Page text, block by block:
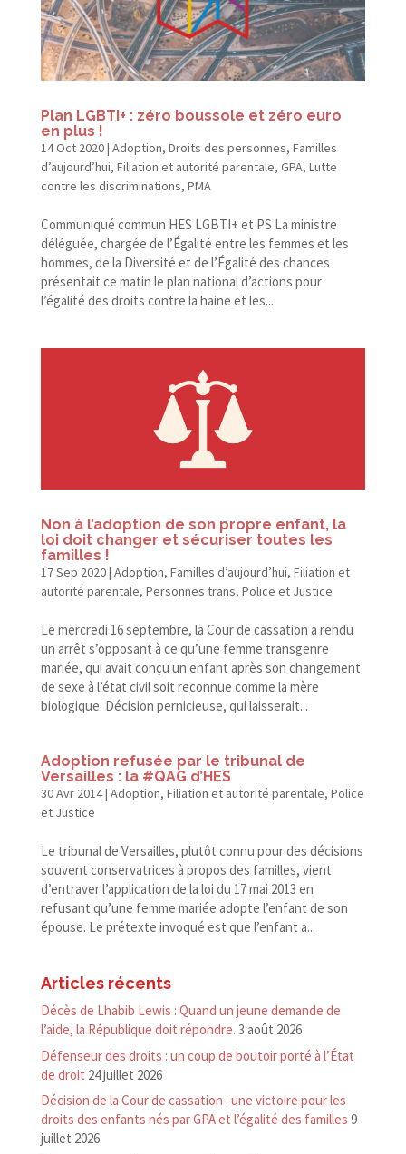
Plan LGBTI+ : zéro boussole et zéro euro
en plus !
14 Oct 2020| Adoption, Droits des personnes, Familles
d’aujourd’hui, Filiation et autorité parentale, GPA, Lutte
contre les discriminations, PMA
Com­mu­niqué com­mun HES LGBTI+ et PS La min­istre
déléguée, chargée de l’Égalité entre les femmes et les
hommes, de la Diver­sité et de l’Égalité des chances
présen­tait ce matin le plan nation­al d’actions pour
l’égalité des droits con­tre la haine et les...
Non à l’adoption de son propre enfant, la
loi doit changer et sécuriser toutes les
familles !
17 Sep 2020| Adoption, Familles d’aujourd’hui, Filiation et
autorité parentale, Personnes trans, Police et Justice
Le mercredi 16 septembre, la Cour de cassation a rendu
un arrêt s’opposant à ce qu’une femme transgenre
mariée, qui avait conçu un enfant après son changement
de sexe à l’état civil soit reconnue comme la mère
biologique. Décision pernicieuse, qui laisserait...
Adoption refusée par le tribunal de
Versailles : la #QAG d’HES
30 Avr 2014| Adoption, Filiation et autorité parentale, Police
et Justice
Le tribunal de Versailles, plutôt connu pour des décisions
souvent conservatrices à propos des familles, vient
d’entraver l’application de la loi du 17 mai 2013 en
refusant qu’une femme mariée adopte l’enfant de son
épouse. Le prétexte invoqué est que l’enfant a...
Articles récents
Décès de Lhabib Lewis : Quand un jeune demande de
l’aide, la République doit répondre. 3 août 2026
Défenseur des droits : un coup de boutoir porté à l’État
de droit 24 juillet 2026
Décision de la Cour de cassation : une victoire pour les
droits des enfants nés par GPA et l’égalité des familles 9
juillet 2026